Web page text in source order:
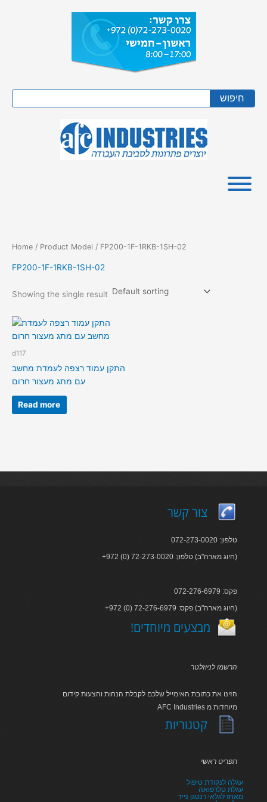
חיפוש
Home / Product Model / FP200-1F-1RKB-1SH-02
FP200-1F-1RKB-1SH-02
Showing the single result
d117
התקן עמוד רצפה לעמדת מחשב
עם מתג מעצור חרום
Read more
צור קשר
טלפון: 072-273-0020
+972 (0) 72-273-0020 :חיוג מארה"ב) טלפון)
פקס: 072-276-6979
+972 (0) 72-276-6979 :חיוג מארה"ב) פקס)
!מבצעים מיוחדים
הרשמו לניוזלטר
הזינו את כתובת האימייל שלכם לקבלת הנחות והצעות קידום
AFC Industries מיוחדות מ
קטגוריות
תפריט ראשי
עגלה לנקודת טיפול
עגלת טלרפואה
מאחז לגלאי רנטגן נייד